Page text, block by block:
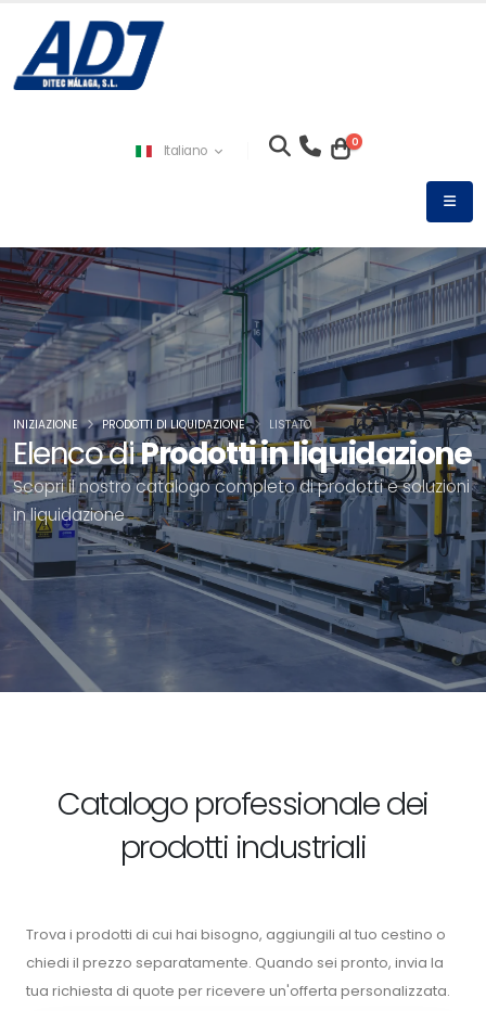
Italiano 0
Elenco diProdotti in liquidazione
Scopri il nostro catalogo completo di prodotti e soluzioni
in liquidazione
INIZIAZIONE PRODOTTI DI LIQUIDAZIONE LISTATO
Catalogo professionale dei
prodotti industriali
Trova i prodotti di cui hai bisogno, aggiungili al tuo cestino o
chiedi il prezzo separatamente. Quando sei pronto, invia la
tua richiesta di quote per ricevere un'offerta personalizzata.